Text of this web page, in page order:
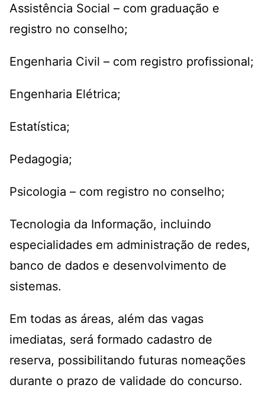
Assistência Social – com graduação e
registro no conselho;
Engenharia Civil – com registro profissional;
Engenharia Elétrica;
Estatística;
Pedagogia;
Psicologia – com registro no conselho;
Tecnologia da Informação, incluindo
especialidades em administração de redes,
banco de dados e desenvolvimento de
sistemas.
Em todas as áreas, além das vagas
imediatas, será formado cadastro de
reserva, possibilitando futuras nomeações
durante o prazo de validade do concurso.